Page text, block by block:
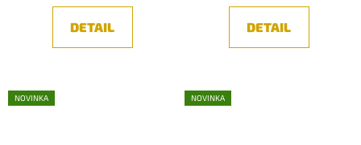
DETAIL DETAIL
NOVINKA NOVINKA